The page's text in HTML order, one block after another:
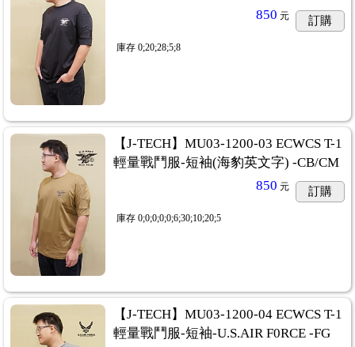
850 元 訂購
庫存 0;20;28;5;8
【J-TECH】MU03-1200-03 ECWCS T-1
輕量戰鬥服-短袖(海豹英文字) -CB/CM
850 元 訂購
庫存 0;0;0;0;0;6;30;10;20;5
【J-TECH】MU03-1200-04 ECWCS T-1
輕量戰鬥服-短袖-U.S.AIR F0RCE -FG